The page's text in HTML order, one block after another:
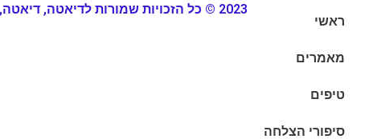
ראשי
מאמרים
טיפים
סיפורי הצלחה
2023 © כל הזכויות שמורות לדיאטה, דיאטה, דיאטה